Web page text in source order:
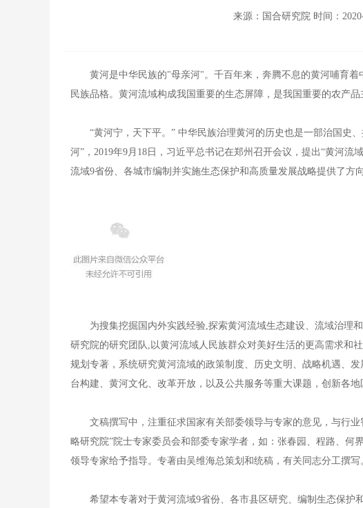
来源：国合研究院 时间：
黄河是中华民族的"母亲河"。千百年来，奔腾不息的黄河哺育
民族品格。黄河流域构成我国重要的生态屏障，是我国重要的农产
“黄河宁，天下平。” 中华民族治理黄河的历史也是一部治国史
河”，2019年9月18日，习近平总书记在郑州召开会议，提出“黄河
流域9省份、各城市编制并实施生态保护和高质量发展战略提供了方向
为搜集挖掘国内外实践经验,探索黄河流域生态建设、流域治理
研究院的研究团队,以黄河流域人民族群众对美好生活的更高需求和
规划专著，系统研究黄河流域的政策制度、历史文明、战略机遇、
台构建、黄河文化、改革开放，以及公共服务等重大课题，创新各地
文稿撰写中，注重征求国家有关部委领导与专家的意见，与行
略研究院”院士专家委员会和部委专家学者，如：张春园、程路、何
领导专家给予指导。专著由吴维海总策划和统稿，有关同志分工撰写
希望本专著对于黄河流域9省份、各市县区研究、编制生态保